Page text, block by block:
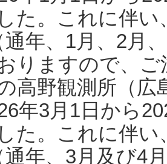
た。これに伴い
通年、1月、2月
りますので、
高野観測所（
年3月1日から
た。これに伴い
通年、3月及び4